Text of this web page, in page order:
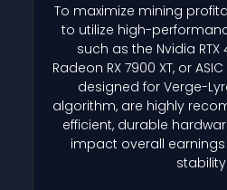
To maximize mining
to utilize high-
such as the Nvidia RTX
Radeon RX 7900 XT, or
designed for Verge-
algorithm, are highly
efficient, durable
impact overall
stability.